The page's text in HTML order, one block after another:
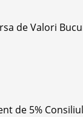
de Valori
de 5%